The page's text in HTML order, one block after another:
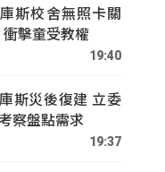
斯校舍無照卡關
衝擊童受教權
19:40
斯災後復建 立委
察盤點需求
19:37